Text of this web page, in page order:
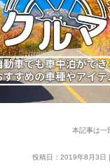
本記事は一
投稿日：2019年8月3日